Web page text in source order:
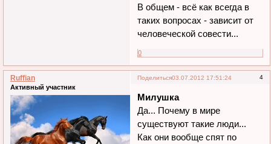
В общем - всё как всегда в
таких вопросах - зависит от
человеческой совести...
0
Поделиться 4
03.07.2012 17:51:24
Ruffian
Активный участник
Милушка
Да... Почему в мире
существуют такие люди...
Как они вообще спят по